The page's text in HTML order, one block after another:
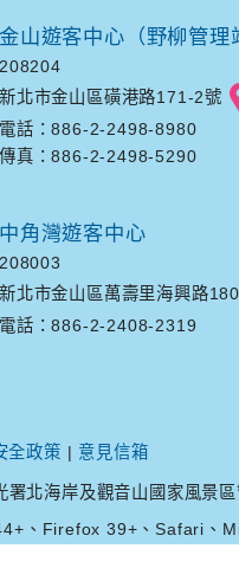
金山遊客中心（野柳管理
208204
新北市金山區磺港路171-2號
電話：886-2-2498-8980
傳真：886-2-2498-5290
中角灣遊客中心
208003
新北市金山區萬壽里海興路
電話：886-2-2408-2319
全政策 | 意見信箱
北海岸及觀音山國家風景
、Firefox 39+、Safari、